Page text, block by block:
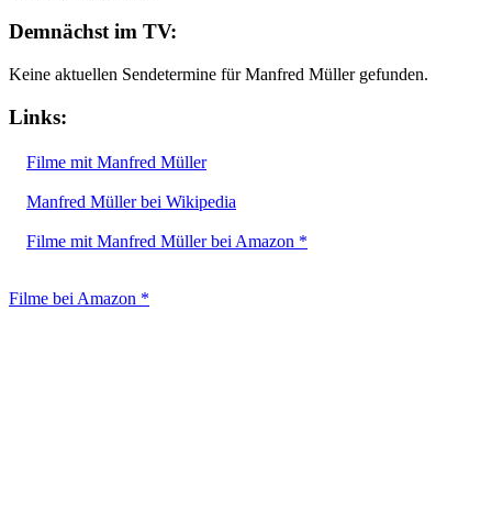
Demnächst im TV:
Keine aktuellen Sendetermine für Manfred Müller gefunden.
Links:
Filme mit Manfred Müller
Manfred Müller bei Wikipedia
Filme mit Manfred Müller bei Amazon *
Filme bei Amazon *